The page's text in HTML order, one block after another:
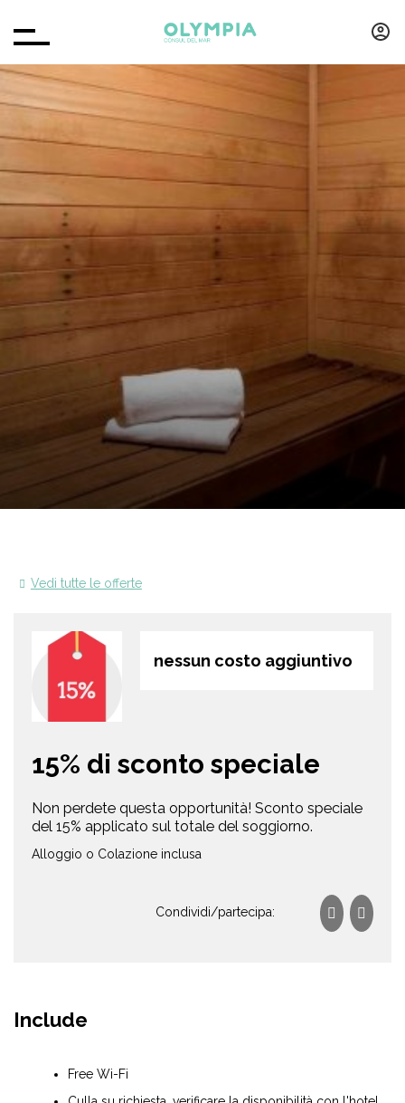
RISERVARE
Vedi tutte le offerte
nessun costo aggiuntivo
15% di sconto speciale
Non perdete questa opportunità! Sconto speciale
del 15% applicato sul totale del soggiorno.
Alloggio o Colazione inclusa
Condividi/partecipa:
Include
Free Wi-Fi